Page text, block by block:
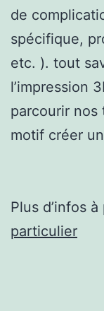
de
spécifique,
etc. ). tout
l’impression
parcourir nos
motif créer
Plus d’infos
particulier